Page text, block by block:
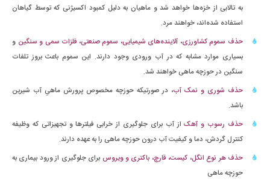
به تالابی از خزه‌ها خواهد شد و ماهیان به دلیل کمبود اکسیژنی که توسط گیاهان
استفاده شده‌اند، خواهند مرد.
حذف سموم کشاورزی، آلاینده‌های شیمیایی، سموم صنعتی، فلزات سمی و سنگین و
بسیاری موارد مشابه که در آب ورودی وجود دارند. این سموم باعث بروز تلفات
سنگین در حوزچه ماهی خواهند شد.
حذف شوری و نمک آب، در صورتیکه حوزچه مخصوص پرورش ماهیِ آب شیرین
باشد.
حذف رسوب و آهکاز آب برای جلوگیری از خرابی فیلترها و تجهیزاتی که وظیفه
کنترل گردش، دما و کیفیت آب درون حوزچه ماهی را به عهده دارند.
حذف هر نوع انگل، کیست، قارچ، باکتری و ویروس برای جلوگیری از ورود بیماری به
حوزچه ماهی